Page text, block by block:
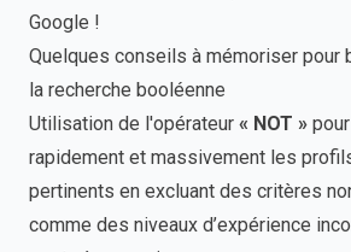
Google !
Quelques conseils à mémoriser pour
la recherche booléenne
Utilisation de l'opérateur « NOT »
rapidement et massivement les
pertinents en excluant des critères
comme des niveaux d’expérience